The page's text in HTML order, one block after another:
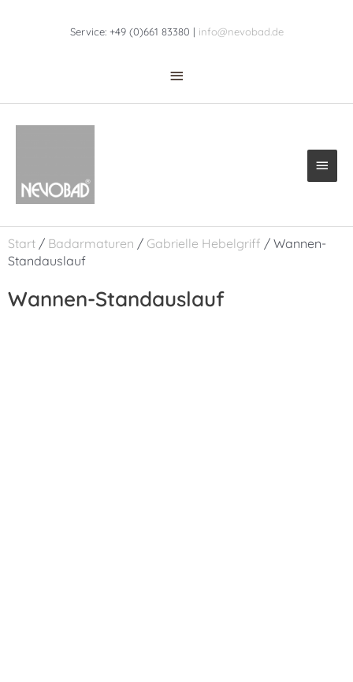
Service: +49 (0)661 83380 | info@nevobad.de
Header
Start / Badarmaturen / Gabrielle Hebelgriff / Wannen-
Standauslauf
Wannen-Standauslauf